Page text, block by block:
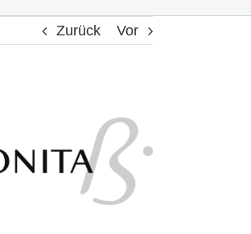
Zurück Vor